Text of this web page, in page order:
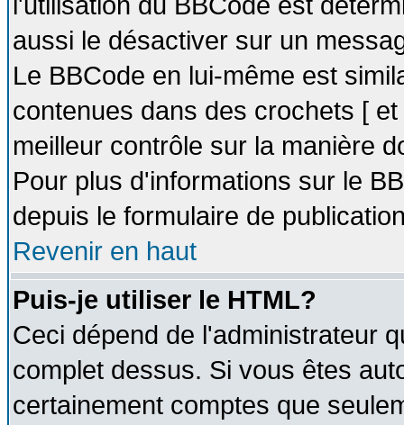
aussi le désactiver sur un
Le BBCode en lui-même est
contenues dans des crochets [
meilleur contrôle sur la manière
Pour plus d'informations sur le
depuis le formulaire de
Revenir en haut
Puis-je utiliser le HTML?
Ceci dépend de l'administrateur
complet dessus. Si vous êtes
certainement comptes que